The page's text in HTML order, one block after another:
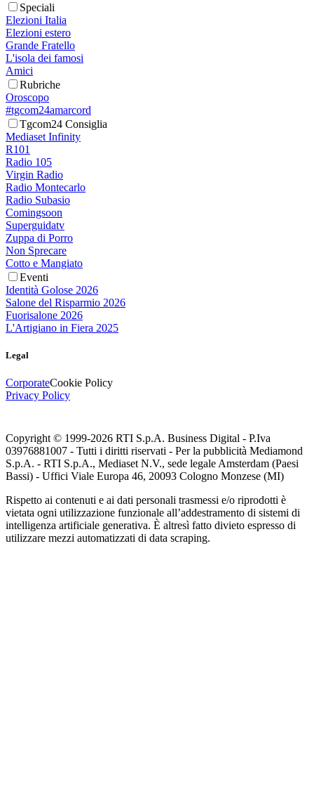
Speciali
Elezioni Italia
Elezioni estero
Grande Fratello
L'isola dei famosi
Amici
Rubriche
Oroscopo
#tgcom24amarcord
Tgcom24 Consiglia
Mediaset Infinity
R101
Radio 105
Virgin Radio
Radio Montecarlo
Radio Subasio
Comingsoon
Superguidatv
Zuppa di Porro
Non Sprecare
Cotto e Mangiato
Eventi
Identità Golose 2026
Salone del Risparmio 2026
Fuorisalone 2026
L'Artigiano in Fiera 2025
Legal
CorporateCookie Policy
Privacy Policy
Copyright © 1999-2026 RTI S.p.A. Business Digital - P.Iva
03976881007 - Tutti i diritti riservati - Per la pubblicità Mediamond
S.p.A. - RTI S.p.A., Mediaset N.V., sede legale Amsterdam (Paesi
Bassi) - Uffici Viale Europa 46, 20093 Cologno Monzese (MI)
Rispetto ai contenuti e ai dati personali trasmessi e/o riprodotti è
vietata ogni utilizzazione funzionale all’addestramento di sistemi di
intelligenza artificiale generativa. È altresì fatto divieto espresso di
utilizzare mezzi automatizzati di data scraping.